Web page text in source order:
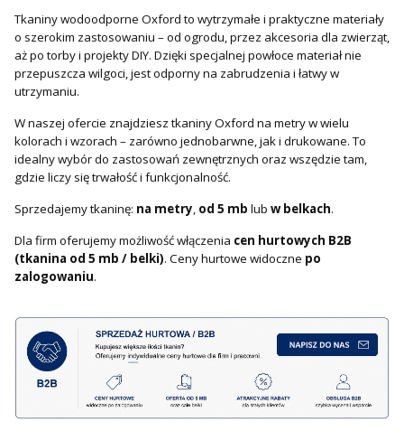
Tkaniny wodoodporne Oxford to wytrzymałe i praktyczne materiały
o szerokim zastosowaniu – od ogrodu, przez akcesoria dla zwierząt,
aż po torby i projekty DIY. Dzięki specjalnej powłoce materiał nie
przepuszcza wilgoci, jest odporny na zabrudzenia i łatwy w
utrzymaniu.
W naszej ofercie znajdziesz tkaniny Oxford na metry w wielu
kolorach i wzorach – zarówno jednobarwne, jak i drukowane. To
idealny wybór do zastosowań zewnętrznych oraz wszędzie tam,
gdzie liczy się trwałość i funkcjonalność.
Sprzedajemy tkaninę: na metry, od 5 mb lub w belkach.
Dla firm oferujemy możliwość włączenia cen hurtowych B2B
(tkanina od 5 mb / belki). Ceny hurtowe widoczne po
zalogowaniu.